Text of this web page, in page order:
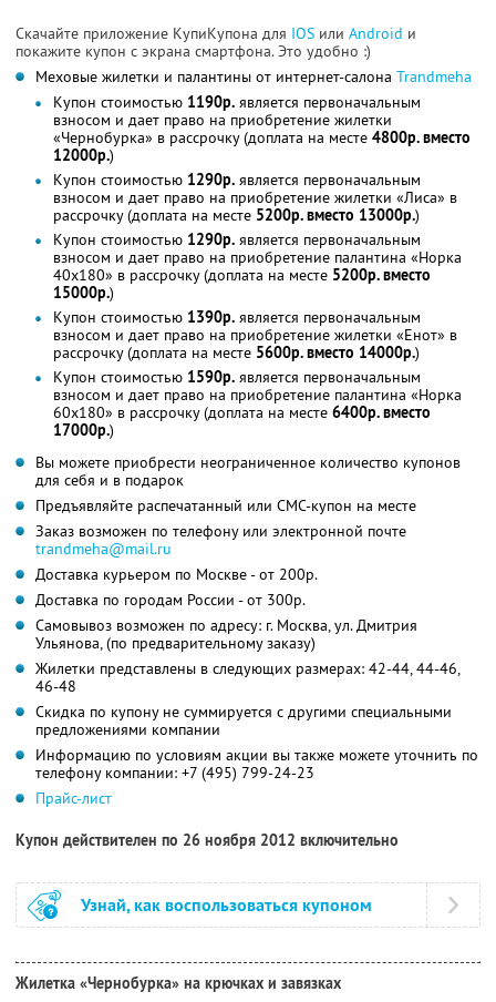
Скачайте приложение КупиКупона для IOS или Android и
покажите купон с экрана смартфона. Это удобно :)
Меховые жилетки и палантины от интернет-салона Trandmeha
Купон стоимостью 1190р. является первоначальным
взносом и дает право на приобретение жилетки
«Чернобурка» в рассрочку (доплата на месте 4800р. вместо
12000р.)
Купон стоимостью 1290р. является первоначальным
взносом и дает право на приобретение жилетки «Лиса» в
рассрочку (доплата на месте 5200р. вместо 13000р.)
Купон стоимостью 1290р. является первоначальным
взносом и дает право на приобретение палантина «Норка
40х180» в рассрочку (доплата на месте 5200р. вместо
15000р.)
Купон стоимостью 1390р. является первоначальным
взносом и дает право на приобретение жилетки «Енот» в
рассрочку (доплата на месте 5600р. вместо 14000р.)
Купон стоимостью 1590р. является первоначальным
взносом и дает право на приобретение палантина «Норка
60х180» в рассрочку (доплата на месте 6400р. вместо
17000р.)
Вы можете приобрести неограниченное количество купонов
для себя и в подарок
Предъявляйте распечатанный или СМС-купон на месте
Заказ возможен по телефону или электронной почте
trandmeha@mail.ru
Доставка курьером по Москве - от 200р.
Доставка по городам России - от 300р.
Самовывоз возможен по адресу: г. Москва, ул. Дмитрия
Ульянова, (по предварительному заказу)
Жилетки представлены в следующих размерах: 42-44, 44-46,
46-48
Скидка по купону не суммируется с другими специальными
предложениями компании
Информацию по условиям акции вы также можете уточнить по
телефону компании: +7 (495) 799-24-23
Прайс-лист
Купон действителен по 26 ноября 2012 включительно
Узнай, как воспользоваться купоном
Жилетка «Чернобурка» на крючках и завязках